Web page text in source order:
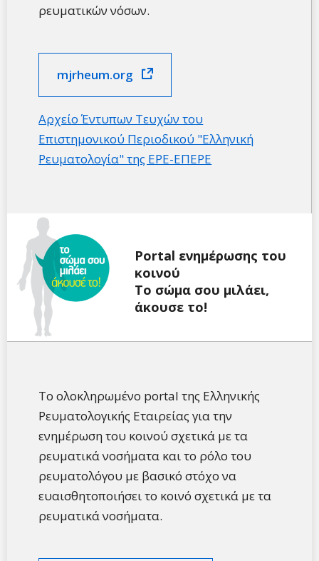
ρευματικών νόσων.
mjrheum.org
Αρχείο Έντυπων Τευχών του
Επιστημονικού Περιοδικού "Ελληνική
Ρευματολογία" της ΕΡΕ-ΕΠΕΡΕ
Portal ενημέρωσης του
κοινού
Tο σώμα σου μιλάει,
άκουσε το!
Το ολοκληρωμένο portal της Ελληνικής
Ρευματολογικής Εταιρείας για την
ενημέρωση του κοινού σχετικά με τα
ρευματικά νοσήματα και το ρόλο του
ρευματολόγου με βασικό στόχο να
ευαισθητοποιήσει το κοινό σχετικά με τα
ρευματικά νοσήματα.